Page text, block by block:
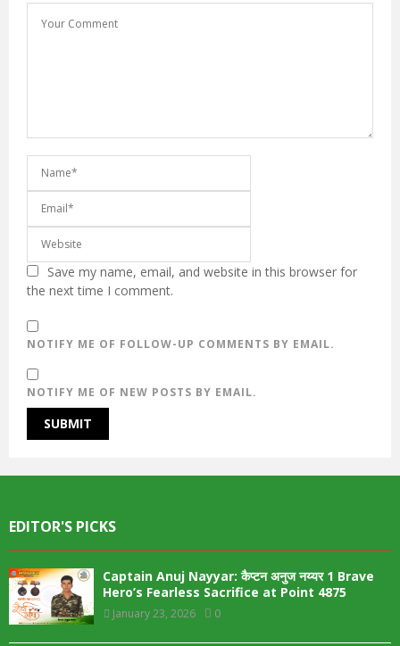
Save my name, email, and website in this browser for
the next time I comment.
NOTIFY ME OF FOLLOW-UP COMMENTS BY EMAIL.
NOTIFY ME OF NEW POSTS BY EMAIL.
EDITOR'S PICKS
Captain Anuj Nayyar: कैप्टन अनुज नय्यर 1 Brave
Hero’s Fearless Sacrifice at Point 4875
January 23, 2026 0